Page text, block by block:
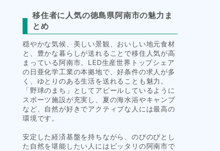
移住者に人気の徳島県阿南市の魅力ま
とめ
穏やかな気候、美しい景観、おいしい地元食材
と、豊かな暮らしが送れることで移住人気が高
まっている阿南市。LED生産世界トップシェア
の日亜化学工業の本拠地で、好条件の求人が多
く、ゆとりのある生活を送れることも魅力。
「野球のまち」としてアピールしているように
スポーツ施設が充実し、夏の海水浴やキャンプ
など、自然が好きでアクティブな人には最高の
環境です。
安定した経済基盤を持ちながら、のびのびとし
た自然を堪能したい人にはピッタリの阿南市で